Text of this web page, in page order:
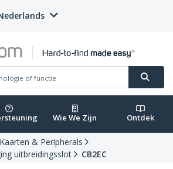
Wie We Zijn Ontdek
& Peripherals
uitbreidingsslot
CB2EC